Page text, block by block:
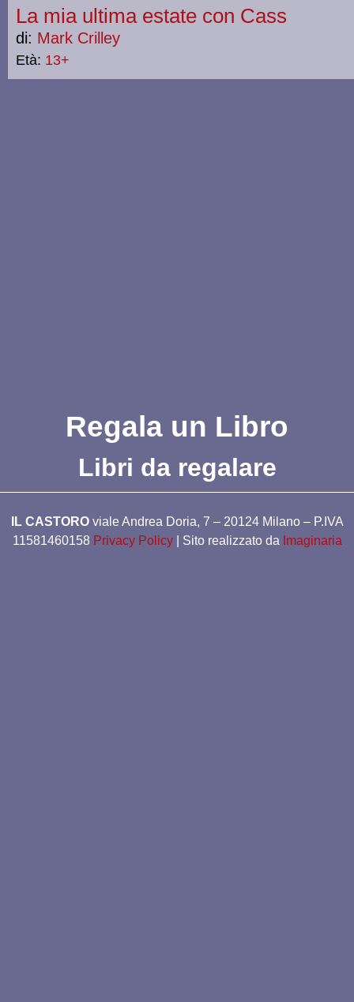
La mia ultima estate con Cass
di: Mark Crilley
Età: 13+
Regala un Libro
Libri da regalare
IL CASTORO viale Andrea Doria, 7 – 20124 Milano – P.IVA
11581460158 Privacy Policy| Sito realizzato da Imaginaria